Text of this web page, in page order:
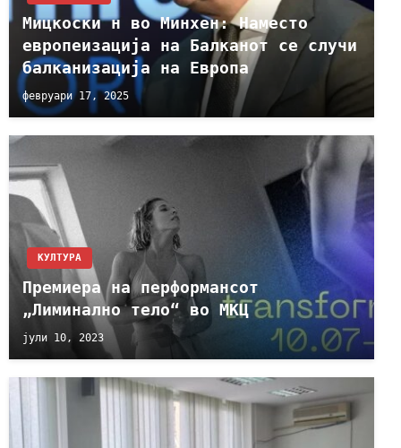
Мицкоски н во Минхен: Наместо
европеизација на Балканот се случи
балканизација на Европа
февруари 17, 2025
КУЛТУРА
Премиера на перформансот
„Лиминално тело“ во МКЦ
јули 10, 2023